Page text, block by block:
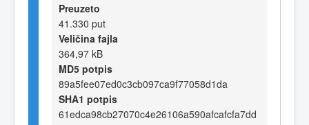
Preuzeto
41.330 put
Veličina fajla
364,97 kB
MD5 potpis
89a5fee07ed0c3cb097ca9f77058d1da
SHA1 potpis
61edca98cb27070c4e26106a590afcafcfa7dd